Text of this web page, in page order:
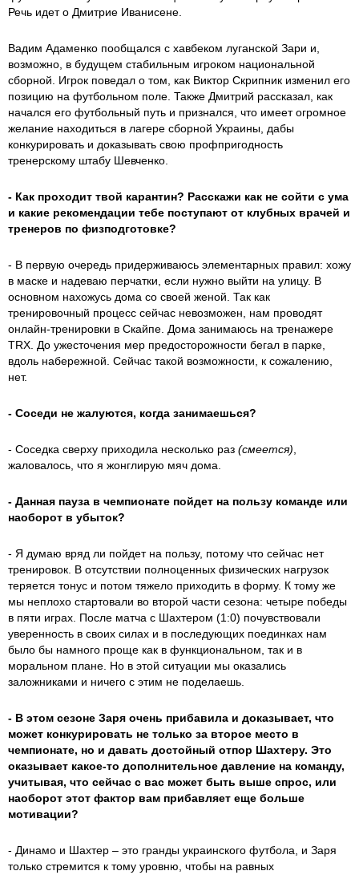
Речь идет о Дмитрие Иванисене.
Вадим Адаменко пообщался с хавбеком луганской Зари и,
возможно, в будущем стабильным игроком национальной
сборной. Игрок поведал о том, как Виктор Скрипник изменил его
позицию на футбольном поле. Также Дмитрий рассказал, как
начался его футбольный путь и признался, что имеет огромное
желание находиться в лагере сборной Украины, дабы
конкурировать и доказывать свою профпригодность
тренерскому штабу Шевченко.
- Как проходит твой карантин? Расскажи как не сойти с ума
и какие рекомендации тебе поступают от клубных врачей и
тренеров по физподготовке?
- В первую очередь придерживаюсь элементарных правил: хожу
в маске и надеваю перчатки, если нужно выйти на улицу. В
основном нахожусь дома со своей женой. Так как
тренировочный процесс сейчас невозможен, нам проводят
онлайн-тренировки в Скайпе. Дома занимаюсь на тренажере
TRX. До ужесточения мер предосторожности бегал в парке,
вдоль набережной. Сейчас такой возможности, к сожалению,
нет.
- Соседи не жалуются, когда занимаешься?
- Соседка сверху приходила несколько раз (смеется),
жаловалось, что я жонглирую мяч дома.
- Данная пауза в чемпионате пойдет на пользу команде или
наоборот в убыток?
- Я думаю вряд ли пойдет на пользу, потому что сейчас нет
тренировок. В отсутствии полноценных физических нагрузок
теряется тонус и потом тяжело приходить в форму. К тому же
мы неплохо стартовали во второй части сезона: четыре победы
в пяти играх. После матча с Шахтером (1:0) почувствовали
уверенность в своих силах и в последующих поединках нам
было бы намного проще как в функциональном, так и в
моральном плане. Но в этой ситуации мы оказались
заложниками и ничего с этим не поделаешь.
- В этом сезоне Заря очень прибавила и доказывает, что
может конкурировать не только за второе место в
чемпионате, но и давать достойный отпор Шахтеру. Это
оказывает какое-то дополнительное давление на команду,
учитывая, что сейчас с вас может быть выше спрос, или
наоборот этот фактор вам прибавляет еще больше
мотивации?
- Динамо и Шахтер – это гранды украинского футбола, и Заря
только стремится к тому уровню, чтобы на равных